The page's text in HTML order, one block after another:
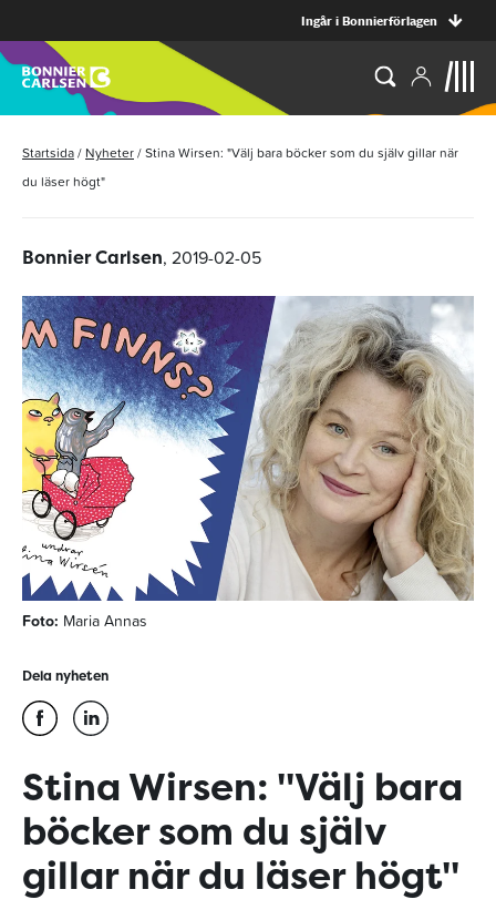
Ingår i Bonnierförlagen
Startsida/ Nyheter/Stina Wirsen: "Välj bara böcker som du själv gillar när
du läser högt"
Bonnier Carlsen, 2019-02-05
Foto: Maria Annas
Dela nyheten
Stina Wirsen: "Välj bara
böcker som du själv
gillar när du läser högt"